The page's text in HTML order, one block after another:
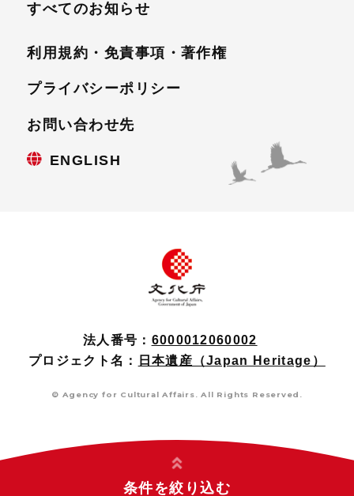
条件を絞り込む
すべてのお知らせ
利用規約・免責事項・著作権
プライバシーポリシー
お問い合わせ先
ENGLISH
法人番号： 6000012060002
プロジェクト名：
日本遺産（Japan Heritage）
© Agency for Cultural Affairs. All Rights Reserved.